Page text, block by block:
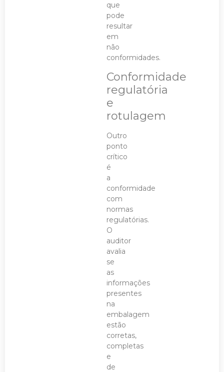
que
pode
resultar
em
não
conformidades.
Conformidade
regulatória
e
rotulagem
Outro
ponto
crítico
é
a
conformidade
com
normas
regulatórias.
O
auditor
avalia
se
as
informações
presentes
na
embalagem
estão
corretas,
completas
e
de